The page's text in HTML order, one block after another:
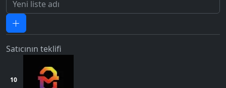
Satıcının teklifi
10